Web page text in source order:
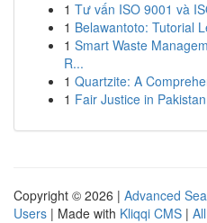
1 Tư vấn ISO 9001 và
1 Belawantoto: Tutorial
1 Smart Waste
R...
1 Quartzite: A
1 Fair Justice in
Copyright © 2026 | Advanced
Users | Made with Kliqqi CMS |